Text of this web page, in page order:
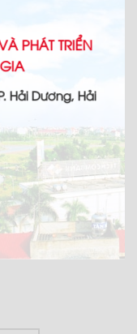
PHÁT TRIỂN
Hải Dương, Hải